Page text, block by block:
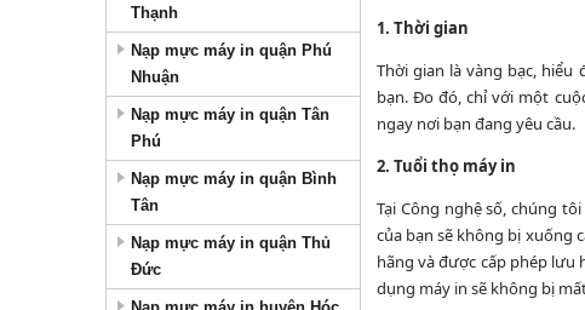
Thạnh
Nạp mực máy in quận Phú
Nhuận
Nạp mực máy in quận Tân
Phú
Nạp mực máy in quận Bình
Tân
Nạp mực máy in quận Thủ
Đức
1. Thời gian
Thời gian là vàng bạc,
bạn. Đo đó, chỉ với một
ngay nơi bạn đang yêu cầu.
2. Tuổi thọ máy in
Tại Công nghệ số, chúng
của bạn sẽ không bị xuống
hãng và được cấp phép lưu
dụng máy in sẽ không bị